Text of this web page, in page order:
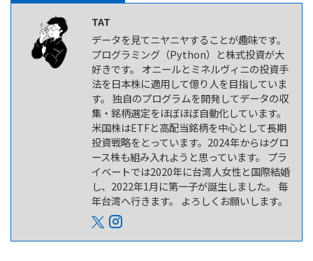
TAT
データを見てニヤニヤすることが趣味です。
プログラミング（Python）と株式投資が大
好きです。 オニールとミネルヴィニの投資手
法を日本株に適用して億り人を目指していま
す。 独自のプログラムを開発してデータの収
集・銘柄選定をほぼほぼ自動化しています。
米国株はETFと高配当銘柄を中心として長期
投資戦略をとっています。2024年からはグロ
ース株も組み入れようと思っています。 プラ
イベートでは2020年に台湾人女性と国際結婚
し、2022年1月に第一子が誕生しました。 毎
年台湾へ行きます。 よろしくお願いします。